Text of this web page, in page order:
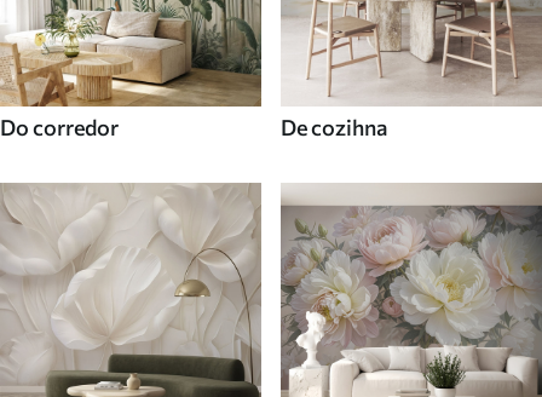
Do corredor De cozihna